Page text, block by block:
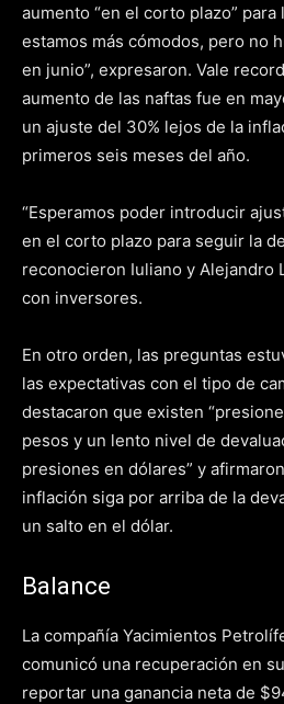
aumento “en el corto plazo” para
estamos más cómodos, pero no
en junio”, expresaron. Vale
aumento de las naftas fue en
un ajuste del 30% lejos de la
primeros seis meses del año.
“Esperamos poder introducir
en el corto plazo para seguir la
reconocieron Iuliano y Alejandro
con inversores.
En otro orden, las preguntas
las expectativas con el tipo de
destacaron que existen
pesos y un lento nivel de
presiones en dólares” y
inflación siga por arriba de la
un salto en el dólar.
Balance
La compañía Yacimientos
comunicó una recuperación en
reportar una ganancia neta de